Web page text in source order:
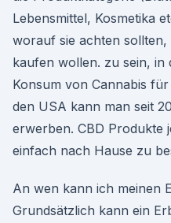
Lebensmittel, Kosmetika
worauf sie achten sollten,
kaufen wollen. zu sein, in
Konsum von Cannabis
den USA kann man seit
erwerben. CBD Produkte
einfach nach Hause zu
An wen kann ich meinen
Grundsätzlich kann ein